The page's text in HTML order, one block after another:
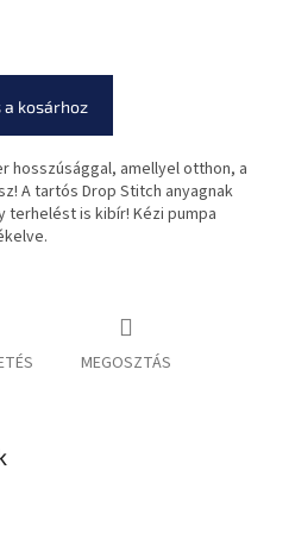
a kosárhoz
hosszúsággal, amellyel otthon, a
A tartós Drop Stitch anyagnak
terhelést is kibír! Kézi pumpa
MEGOSZTÁS